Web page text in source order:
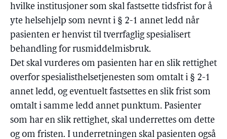
hvilke institusjoner som skal fastsette tidsfrist for å
yte helsehjelp som nevnt i § 2-1 annet ledd når
pasienten er henvist til tverrfaglig spesialisert
behandling for rusmiddelmisbruk.
Det skal vurderes om pasienten har en slik rettighet
overfor spesialisthelsetjenesten som omtalt i § 2-1
annet ledd, og eventuelt fastsettes en slik frist som
omtalt i samme ledd annet punktum. Pasienter
som har en slik rettighet, skal underrettes om dette
og om fristen. I underretningen skal pasienten også